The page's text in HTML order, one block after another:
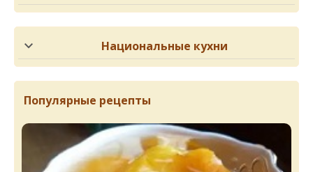
Национальные кухни
Популярные рецепты